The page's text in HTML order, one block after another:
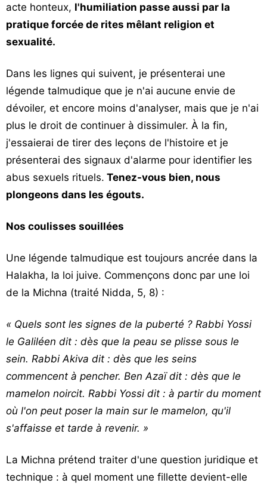
acte honteux, l'humiliation passe aussi par la
pratique forcée de rites mêlant religion et
sexualité.
Dans les lignes qui suivent, je présenterai une
légende talmudique que je n'ai aucune envie de
dévoiler, et encore moins d'analyser, mais que je n'ai
plus le droit de continuer à dissimuler. À la fin,
j'essaierai de tirer des leçons de l'histoire et je
présenterai des signaux d'alarme pour identifier les
abus sexuels rituels. Tenez-vous bien, nous
plongeons dans les égouts.
Nos coulisses souillées
Une légende talmudique est toujours ancrée dans la
Halakha, la loi juive. Commençons donc par une loi
de la Michna (traité Nidda, 5, 8) :
« Quels sont les signes de la puberté ? Rabbi Yossi
le Galiléen dit : dès que la peau se plisse sous le
sein. Rabbi Akiva dit : dès que les seins
commencent à pencher. Ben Azaï dit : dès que le
mamelon noircit. Rabbi Yossi dit : à partir du moment
où l'on peut poser la main sur le mamelon, qu'il
s'affaisse et tarde à revenir. »
La Michna prétend traiter d'une question juridique et
technique : à quel moment une fillette devient-elle